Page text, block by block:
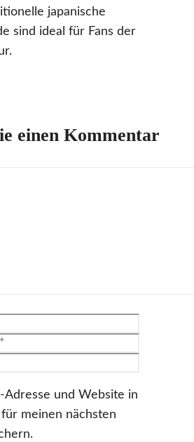
japanische
sind ideal für Fans der
einen Kommentar
Adresse und Website in
meinen nächsten